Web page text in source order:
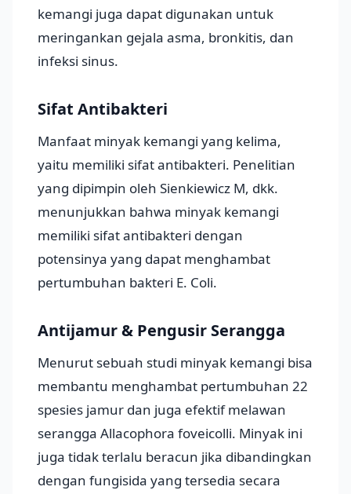
kemangi juga dapat digunakan untuk
meringankan gejala asma, bronkitis, dan
infeksi sinus.
Sifat Antibakteri
Manfaat minyak kemangi yang kelima,
yaitu memiliki sifat antibakteri. Penelitian
yang dipimpin oleh Sienkiewicz M, dkk.
menunjukkan bahwa minyak kemangi
memiliki sifat antibakteri dengan
potensinya yang dapat menghambat
pertumbuhan bakteri E. Coli.
Antijamur & Pengusir Serangga
Menurut sebuah studi minyak kemangi bisa
membantu menghambat pertumbuhan 22
spesies jamur dan juga efektif melawan
serangga Allacophora foveicolli. Minyak ini
juga tidak terlalu beracun jika dibandingkan
dengan fungisida yang tersedia secara